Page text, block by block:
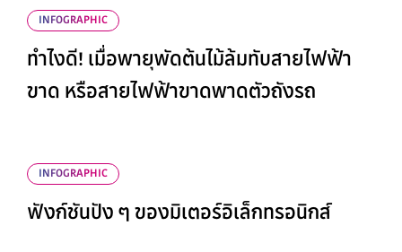
INFOGRAPHIC
ทำไงดี! เมื่อพายุพัดต้นไม้ล้มทับสายไฟฟ้า
ขาด หรือสายไฟฟ้าขาดพาดตัวถังรถ
INFOGRAPHIC
ฟังก์ชันปัง ๆ ของมิเตอร์อิเล็กทรอนิกส์